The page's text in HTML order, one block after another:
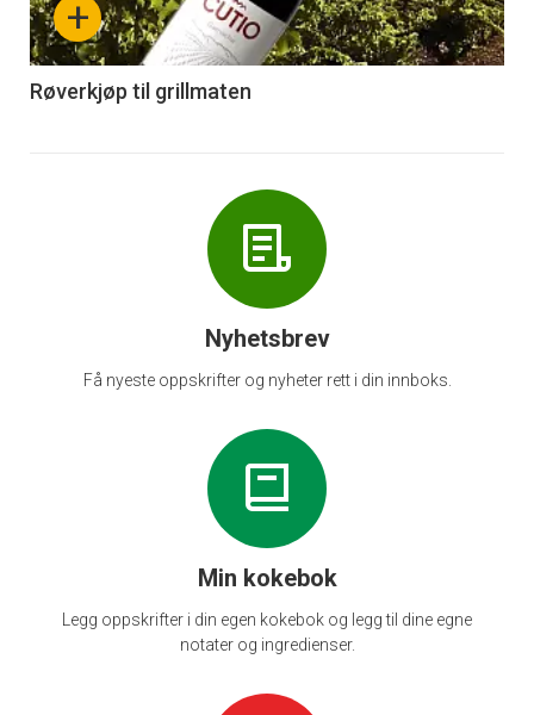
-
6
+
Røverkjøp til grillmaten
Nyhetsbrev
Få nyeste oppskrifter og nyheter rett i din innboks.
Min kokebok
Legg oppskrifter i din egen kokebok og legg til dine egne
notater og ingredienser.